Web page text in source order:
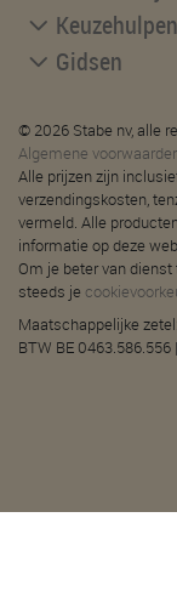
Keuzehulpen
Gidsen
© 2026 Stabe nv, alle
Algemene
Alle prijzen zijn
verzendingskosten,
vermeld. Alle
informatie op deze
Om je beter van
steeds je
Maatschappelijke
BTW BE